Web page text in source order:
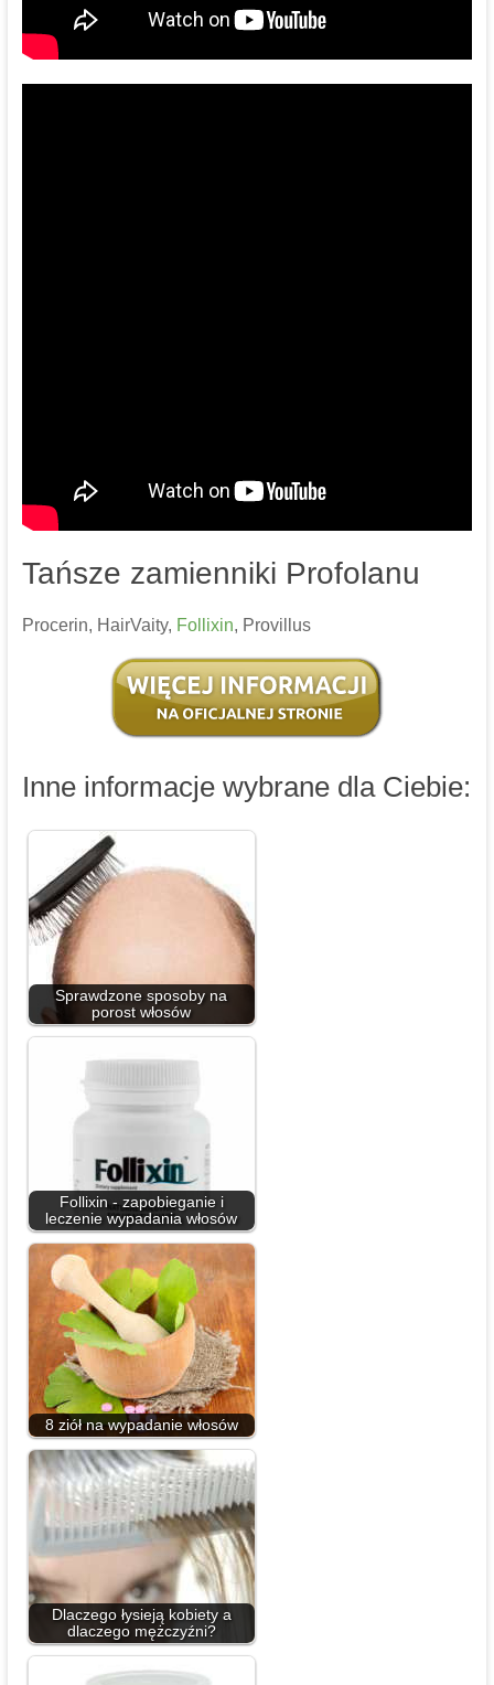
Tańsze zamienniki Profolanu
Procerin, HairVaity, Follixin, Provillus
Inne informacje wybrane dla Ciebie:
Sprawdzone sposoby na
porost włosów
Follixin - zapobieganie i
leczenie wypadania włosów
8 ziół na wypadanie włosów
Dlaczego łysieją kobiety a
dlaczego mężczyźni?